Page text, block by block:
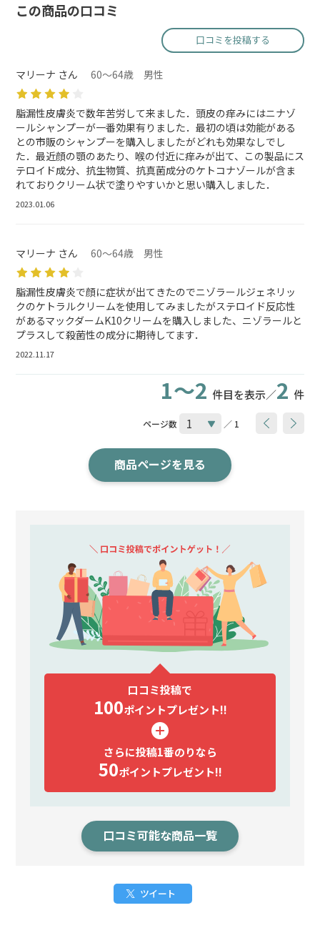
この商品の口コミ
口コミを投稿する
マリーナ さん 60～64歳 男性
脂漏性皮膚炎で数年苦労して来ました．頭皮の痒みにはニナゾ
ールシャンプーが一番効果有りました．最初の頃は効能がある
との市販のシャンプーを購入しましたがどれも効果なしでし
た．最近顔の顎のあたり、喉の付近に痒みが出て、この製品にス
テロイド成分、抗生物質、抗真菌成分のケトコナゾールが含ま
れておりクリーム状で塗りやすいかと思い購入しました．
2023.01.06
マリーナ さん 60～64歳 男性
脂漏性皮膚炎で顔に症状が出てきたのでニゾラールジェネリッ
クのケトラルクリームを使用してみましたがステロイド反応性
があるマックダームK10クリームを購入しました、ニゾラールと
プラスして殺菌性の成分に期待してます．
2022.11.17
1～2 件目を表示／2 件
ページ数 ／ 1
商品ページを見る
口コミ投稿で
100ポイントプレゼント!!
さらに投稿1番のりなら
50ポイントプレゼント!!
口コミ可能な商品一覧
ツイート